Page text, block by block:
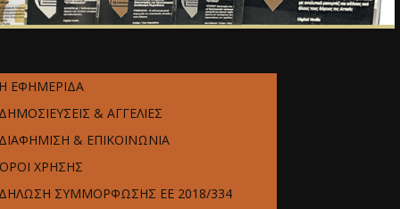
ΕΦΗΜΕΡΙΔΑ
& ΑΓΓΕΛΙΕΣ
& ΕΠΙΚΟΙΝΩΝΙΑ
ΧΡΗΣΗΣ
ΣΥΜΜΟΡΦΩΣΗΣ ΕΕ 2018/334